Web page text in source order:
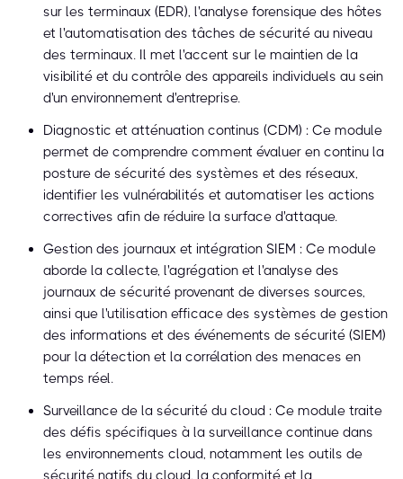
sur les terminaux (EDR), l'analyse forensique des hôtes
et l'automatisation des tâches de sécurité au niveau
des terminaux. Il met l'accent sur le maintien de la
visibilité et du contrôle des appareils individuels au sein
d'un environnement d'entreprise.
Diagnostic et atténuation continus (CDM) : Ce module
permet de comprendre comment évaluer en continu la
posture de sécurité des systèmes et des réseaux,
identifier les vulnérabilités et automatiser les actions
correctives afin de réduire la surface d'attaque.
Gestion des journaux et intégration SIEM : Ce module
aborde la collecte, l'agrégation et l'analyse des
journaux de sécurité provenant de diverses sources,
ainsi que l'utilisation efficace des systèmes de gestion
des informations et des événements de sécurité (SIEM)
pour la détection et la corrélation des menaces en
temps réel.
Surveillance de la sécurité du cloud : Ce module traite
des défis spécifiques à la surveillance continue dans
les environnements cloud, notamment les outils de
sécurité natifs du cloud, la conformité et la